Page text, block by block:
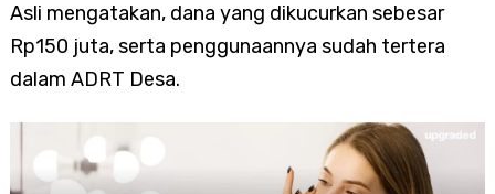
Asli mengatakan, dana yang dikucurkan sebesar
Rp150 juta, serta penggunaannya sudah tertera
dalam ADRT Desa.